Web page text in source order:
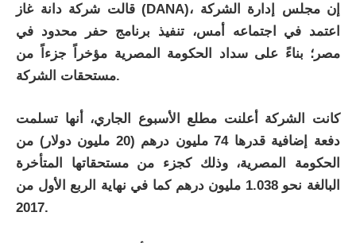
قالت شركة دانة غاز (DANA)، إن مجلس إدارة الشركة
اعتمد في اجتماعه أمس، تنفيذ برنامج حفر محدود في
مصر؛ بناءً على سداد الحكومة المصرية مؤخراً جزءاً من
مستحقات الشركة.
كانت الشركة أعلنت مطلع الأسبوع الجاري، أنها تسلمت
دفعة إضافية قدرها 74 مليون درهم (20 مليون دولار) من
الحكومة المصرية، وذلك كجزء من مستحقاتها المتأخرة
البالغة نحو 1.038 مليون درهم كما في نهاية الربع الأول من
2017.